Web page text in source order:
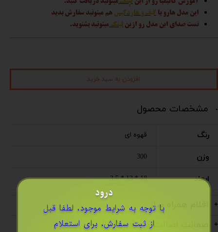
آموزش کالیمبا رو از اینلینکمیتونید دریافت کنید.
این مدل هارو باکیف و هاردکیس هم میتونید سفارش بدید
تست صدای این مدل رو ازینلینکمیتونید بشنوید.
افزودن به سبد خرید
مشخصات محصول
رنگ قهوه ای
وزن 300
ابعاد 18 * 13 * 3.5
اقلام همراه ساز
ضمانت اصالت و سلامت کالا
درود
​با توجه به شرایط موجود، لطفا قبل
از ثبت سفارش، برای استعلام